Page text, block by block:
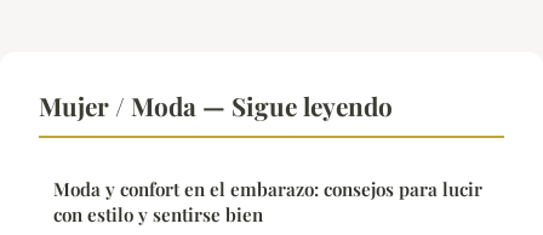
Mujer / Moda — Sigue leyendo
Moda y confort en el embarazo: consejos para lucir
con estilo y sentirse bien